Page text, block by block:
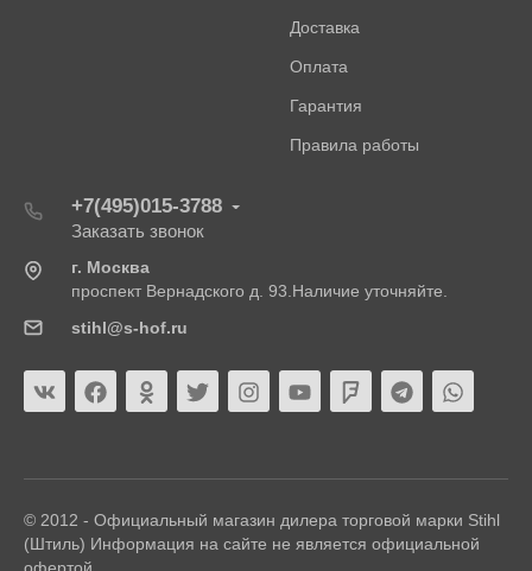
Доставка
Оплата
Гарантия
Правила работы
+7(495)015-3788
Заказать звонок
г. Москва
проспект Вернадского д. 93.Наличие уточняйте.
stihl@s-hof.ru
© 2012 - Официальный магазин дилера торговой марки Stihl
(Штиль) Информация на сайте не является официальной